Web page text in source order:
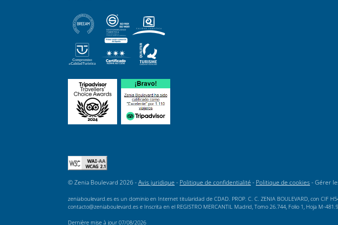
© Zenia Boulevard 2026 -Avis juridique - Politique de confidentialité - Politique de cookies -Gérer
zeniaboulevard.es es un dominio en Internet titularidad de CDAD. PROP. C. C. ZENIA BOULEVARD, con CIF
contacto@zeniaboulevard.es e Inscrita en el REGISTRO MERCANTIL Madrid, Tomo 26.744, Folio 1, Hoja M-
Dernière mise à jour 07/08/2026